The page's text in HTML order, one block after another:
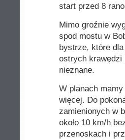
start przed 8
Mimo groźnie
spod mostu w
bystrze, które
ostrych krawędzi
nieznane.
W planach
więcej. Do
zamienionych w
około 10 km/h
przenoskach i